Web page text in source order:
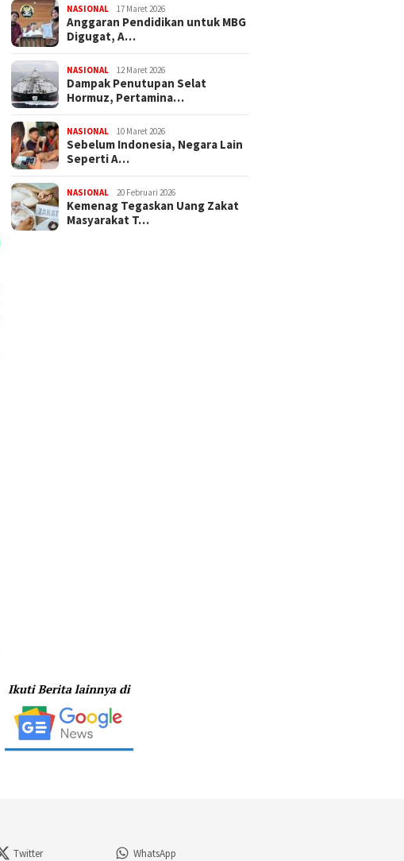
NASIONAL 17 Maret 2026
Anggaran Pendidikan untuk MBG
Digugat, A…
NASIONAL 12 Maret 2026
Dampak Penutupan Selat
Hormuz, Pertamina…
NASIONAL 10 Maret 2026
Sebelum Indonesia, Negara Lain
Seperti A…
NASIONAL 20 Februari 2026
Kemenag Tegaskan Uang Zakat
Masyarakat T…
Twitter WhatsApp